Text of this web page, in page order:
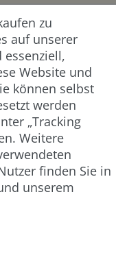
um ein Pflichtfeld.
zu
auf unserer
essenziell,
Website und
können selbst
werden
„Tracking
Weitere
finden Sie in
unserem